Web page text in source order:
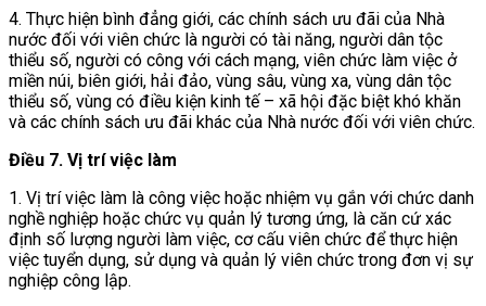
4. Thực hiện bình đẳng giới, các chính sách ưu đãi của Nhà
nước đối với viên chức là người có tài năng, người dân tộc
thiểu số, người có công với cách mạng, viên chức làm việc ở
miền núi, biên giới, hải đảo, vùng sâu, vùng xa, vùng dân tộc
thiểu số, vùng có điều kiện kinh tế – xã hội đặc biệt khó khăn
và các chính sách ưu đãi khác của Nhà nước đối với viên chức.
Điều 7. Vị trí việc làm
1. Vị trí việc làm là công việc hoặc nhiệm vụ gắn với chức danh
nghề nghiệp hoặc chức vụ quản lý tương ứng, là căn cứ xác
định số lượng người làm việc, cơ cấu viên chức để thực hiện
việc tuyển dụng, sử dụng và quản lý viên chức trong đơn vị sự
nghiệp công lập.